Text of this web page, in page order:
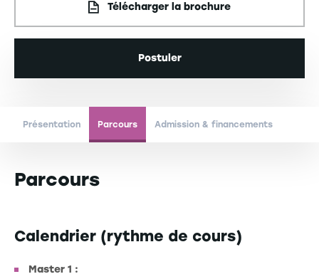
Télécharger la brochure
Postuler
Présentation Parcours Admission & financements
Parcours
Calendrier (rythme de cours)
Master 1 :